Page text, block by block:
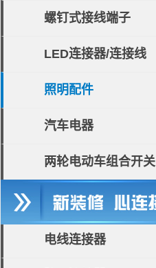
螺钉式接线端子
LED连接器/连接线
照明配件
汽车电器
两轮电动车组合开关
电线连接器